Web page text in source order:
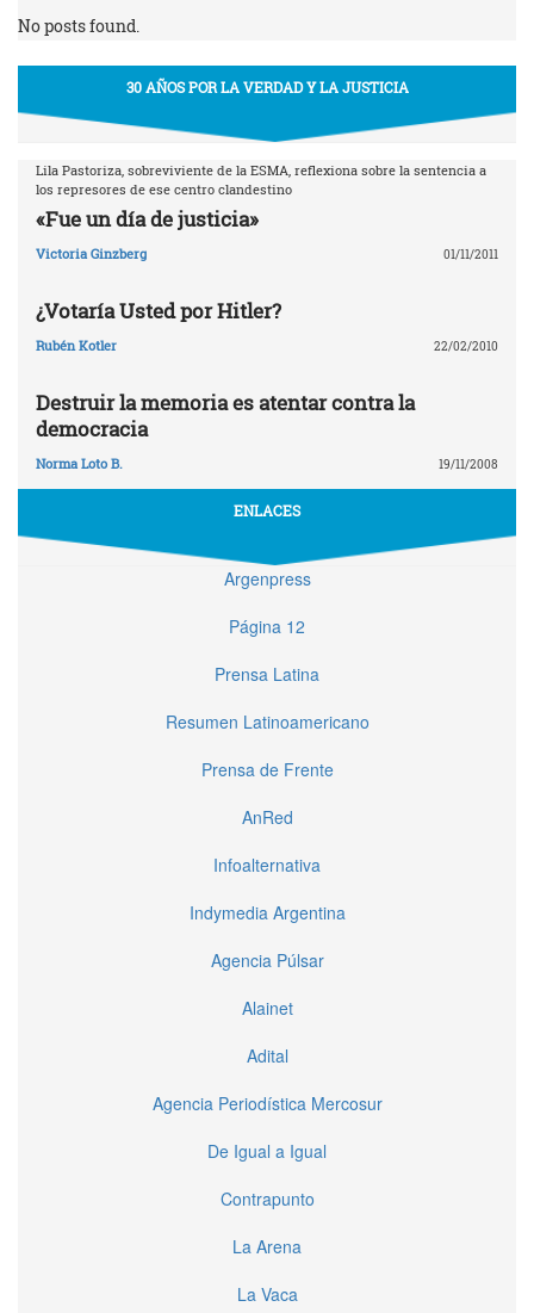
No posts found.
30 AÑOS POR LA VERDAD Y LA JUSTICIA
Lila Pastoriza, sobreviviente de la ESMA, reflexiona sobre la sentencia a
los represores de ese centro clandestino
«Fue un día de justicia»
Victoria Ginzberg 01/11/2011
¿Votaría Usted por Hitler?
Rubén Kotler 22/02/2010
Destruir la memoria es atentar contra la
democracia
Norma Loto B. 19/11/2008
ENLACES
Argenpress
Página 12
Prensa Latina
Resumen Latinoamericano
Prensa de Frente
AnRed
Infoalternativa
Indymedia Argentina
Agencia Púlsar
Alainet
Adital
Agencia Periodística Mercosur
De Igual a Igual
Contrapunto
La Arena
La Vaca